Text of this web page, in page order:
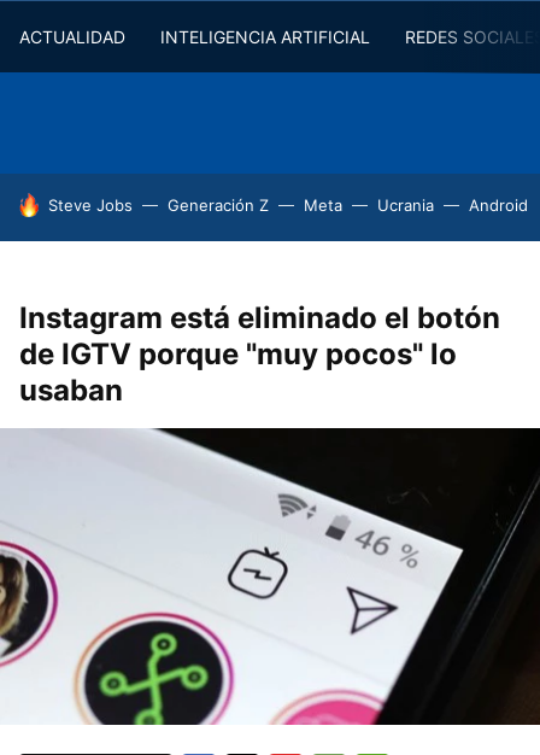
ACTUALIDAD INTELIGENCIA ARTIFICIAL REDES
HOY SE HABLA DE
Steve Jobs Generación Z Meta Ucrania Android
Instagram está eliminado el botón
de IGTV porque "muy pocos" lo
usaban